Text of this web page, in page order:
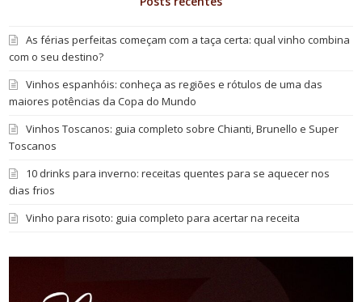
As férias perfeitas começam com a taça certa: qual vinho combina
com o seu destino?
Vinhos espanhóis: conheça as regiões e rótulos de uma das
maiores potências da Copa do Mundo
Vinhos Toscanos: guia completo sobre Chianti, Brunello e Super
Toscanos
10 drinks para inverno: receitas quentes para se aquecer nos
dias frios
Vinho para risoto: guia completo para acertar na receita